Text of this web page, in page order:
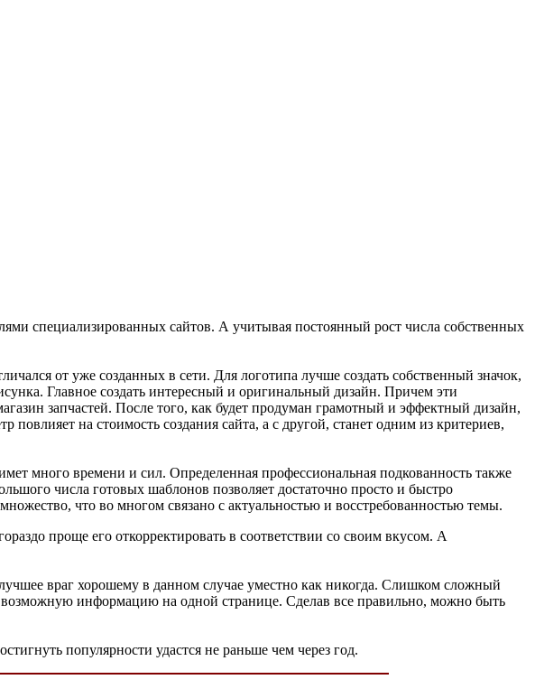
специализированных сайтов. А учитывая постоянный рост числа собственных
от уже созданных в сети. Для логотипа лучше создать собственный значок,
Главное создать интересный и оригинальный дизайн. Причем эти
запчастей. После того, как будет продуман грамотный и эффектный дизайн,
на стоимость создания сайта, а с другой, станет одним из критериев,
много времени и сил. Определенная профессиональная подкованность также
числа готовых шаблонов позволяет достаточно просто и быстро
что во многом связано с актуальностью и восстребованностью темы.
проще его откорректировать в соответствии со своим вкусом. А
враг хорошему в данном случае уместно как никогда. Слишком сложный
информацию на одной странице. Сделав все правильно, можно быть
популярности удастся не раньше чем через год.